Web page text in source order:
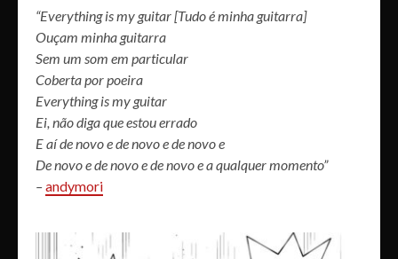
“Everything is my guitar [Tudo é minha guitarra]
Ouçam minha guitarra
Sem um som em particular
Coberta por poeira
Everything is my guitar
Ei, não diga que estou errado
E aí de novo e de novo e de novo e
De novo e de novo e de novo e a qualquer momento”
–andymori